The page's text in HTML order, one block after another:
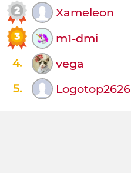
Xameleon
m1-dmi
4. vega
5. Logotop2626